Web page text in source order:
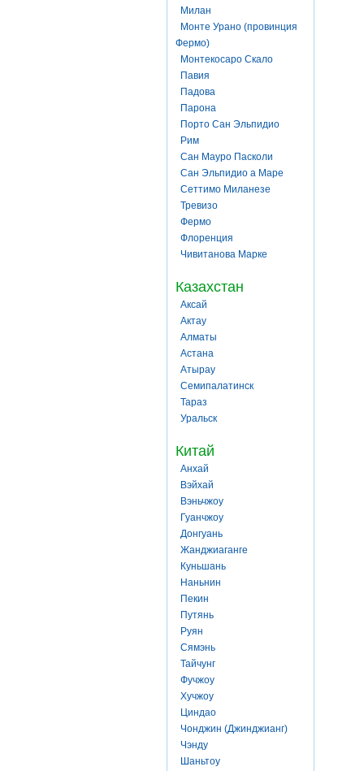
Милан
Монте Урано (провинция
Фермо)
Монтекосаро Скало
Павия
Падова
Парона
Порто Сан Эльпидио
Рим
Сан Мауро Пасколи
Сан Эльпидио а Маре
Сеттимо Миланезе
Тревизо
Фермо
Флоренция
Чивитанова Марке
Казахстан
Аксай
Актау
Алматы
Астана
Атырау
Семипалатинск
Тараз
Уральск
Китай
Анхай
Вэйхай
Вэньчжоу
Гуанчжоу
Донгуань
Жанджиаганге
Куньшань
Наньнин
Пекин
Путянь
Руян
Сямэнь
Тайчунг
Фучжоу
Хучжоу
Циндао
Чонджин (Джинджианг)
Чэнду
Шаньтоу